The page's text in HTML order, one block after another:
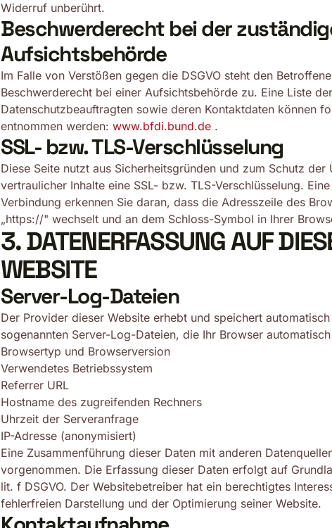
Widerruf unberührt.
Beschwerderecht bei der
Aufsichtsbehörde
Im Falle von Verstößen gegen die DSGVO steht den
Beschwerderecht bei einer Aufsichtsbehörde zu. Eine Liste der
Datenschutzbeauftragten sowie deren Kontaktdaten können
entnommen werden: www.bfdi.bund.de .
SSL- bzw. TLS-Verschlüsselung
Diese Seite nutzt aus Sicherheitsgründen und zum Schutz der
vertraulicher Inhalte eine SSL- bzw. TLS-Verschlüsselung.
Verbindung erkennen Sie daran, dass die Adresszeile des
„https://" wechselt und an dem Schloss-Symbol in Ihrer
3. DATENERFASSUNG AUF
WEBSITE
Server-Log-Dateien
Der Provider dieser Website erhebt und speichert
sogenannten Server-Log-Dateien, die Ihr Browser
Browsertyp und Browserversion
Verwendetes Betriebssystem
Referrer URL
Hostname des zugreifenden Rechners
Uhrzeit der Serveranfrage
IP-Adresse (anonymisiert)
Eine Zusammenführung dieser Daten mit anderen
vorgenommen. Die Erfassung dieser Daten erfolgt auf
lit. f DSGVO. Der Websitebetreiber hat ein berechtigtes
fehlerfreien Darstellung und der Optimierung seiner Website.